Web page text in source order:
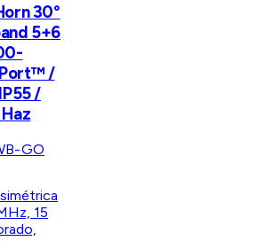
30°
5+6
/
/
GO